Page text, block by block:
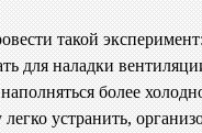
такой эксперимент:
для наладки
более
устранить,